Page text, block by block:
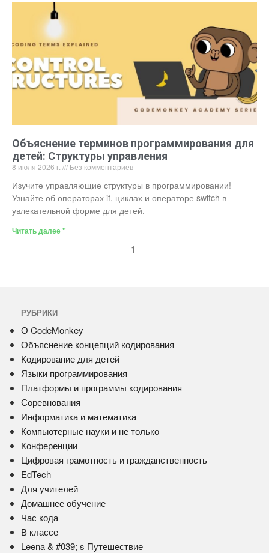
Объяснение терминов программирования для
детей: Структуры управления
8 июля 2026 г. Без комментариев
Изучите управляющие структуры в программировании!
Узнайте об операторах if, циклах и операторе switch в
увлекательной форме для детей.
Читать далее "
1
РУБРИКИ
О CodeMonkey
Объяснение концепций кодирования
Кодирование для детей
Языки программирования
Платформы и программы кодирования
Соревнования
Информатика и математика
Компьютерные науки и не только
Конференции
Цифровая грамотность и гражданственность
EdTech
Для учителей
Домашнее обучение
Час кода
В классе
Leena & #039; s Путешествие